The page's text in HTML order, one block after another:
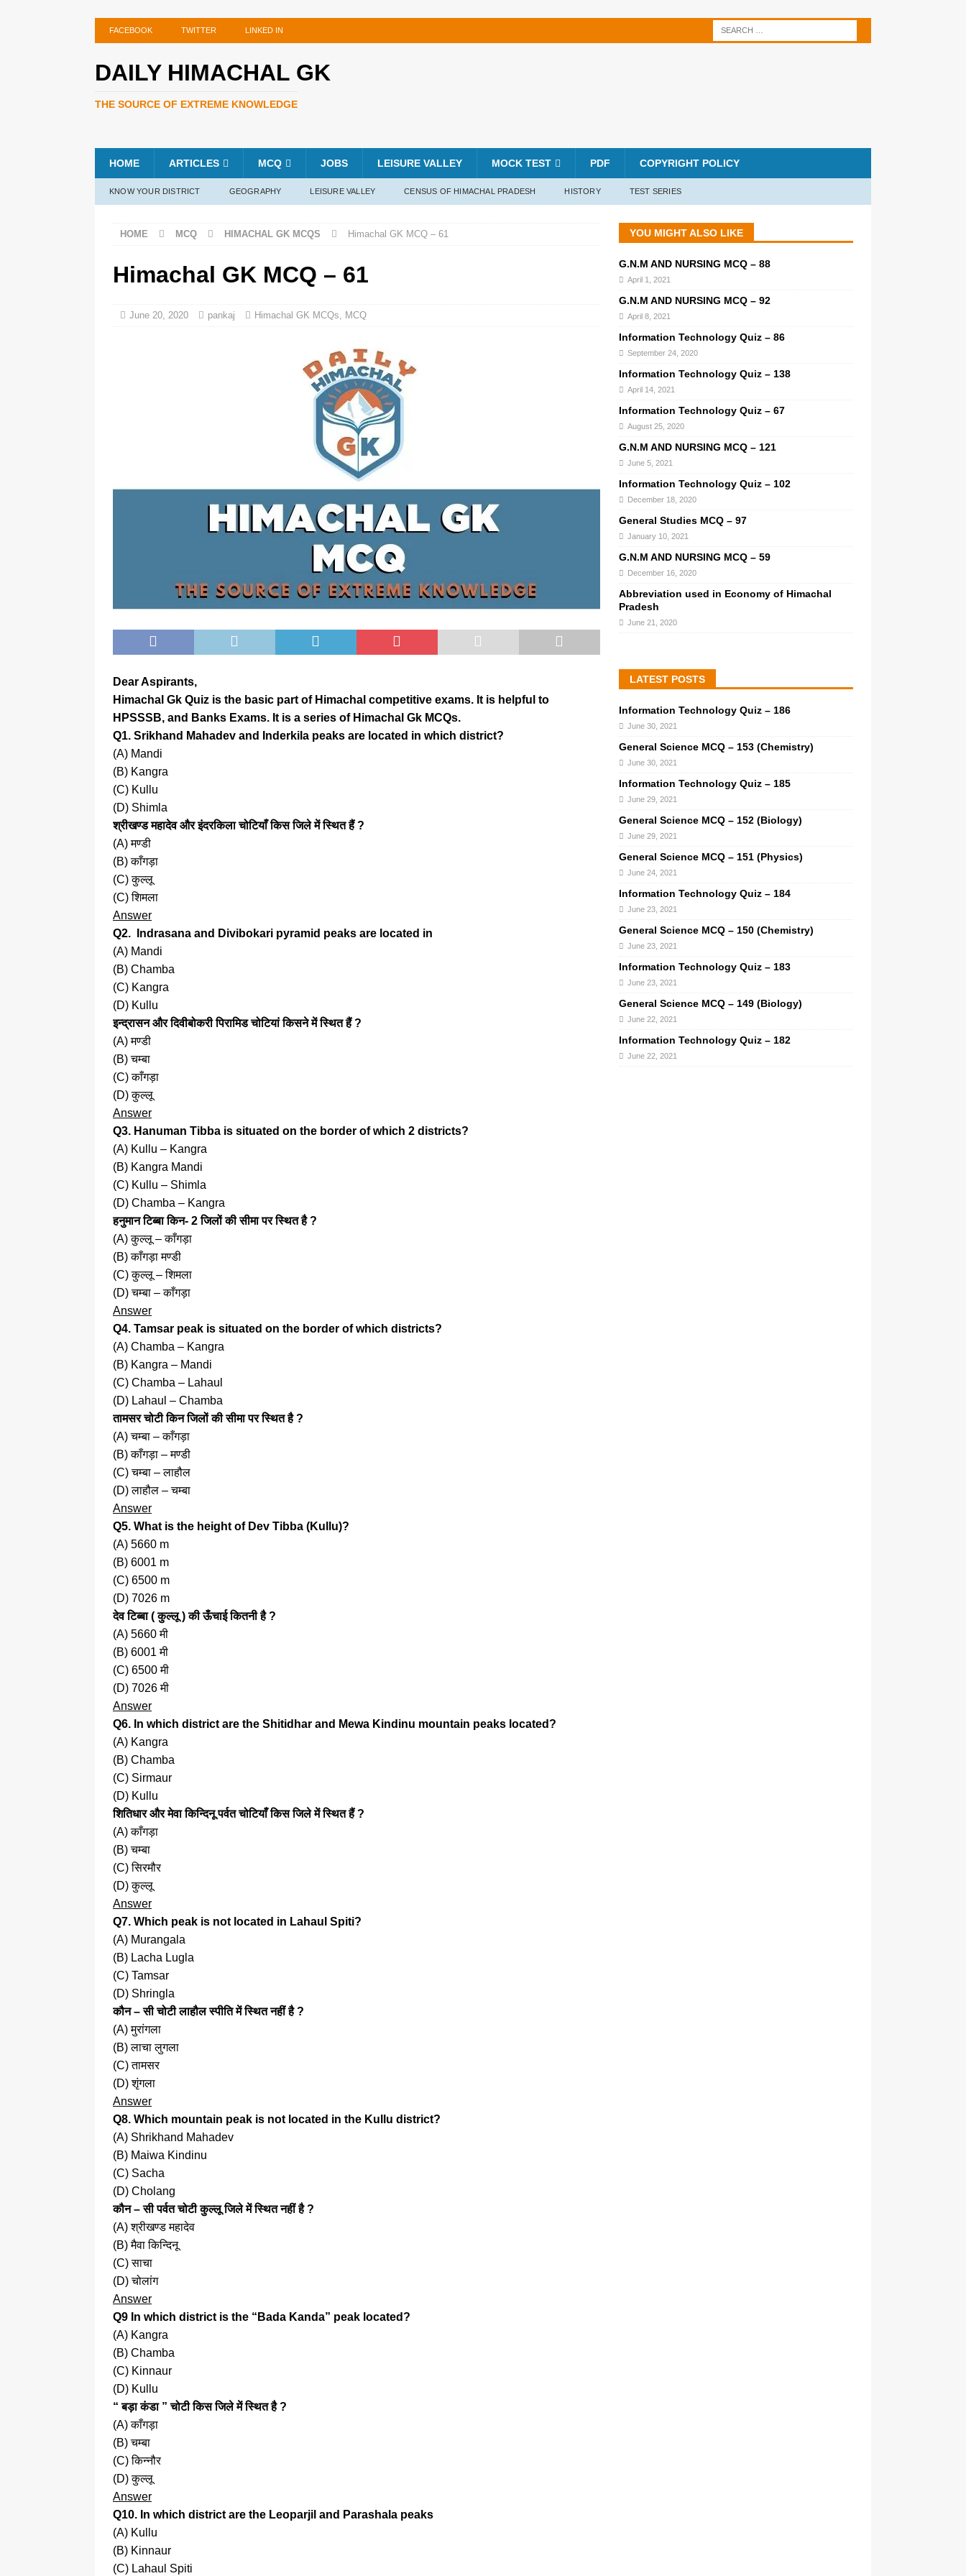
FACEBOOK TWITTER LINKED IN
DAILY HIMACHAL GK
THE SOURCE OF EXTREME KNOWLEDGE
HOME ARTICLES MCQ JOBS LEISURE VALLEY MOCK TEST PDF COPYRIGHT POLICY
KNOW YOUR DISTRICT GEOGRAPHY LEISURE VALLEY CENSUS OF HIMACHAL PRADESH HISTORY TEST SERIES
HOME MCQ HIMACHAL GK MCQS Himachal GK MCQ – 61
Himachal GK MCQ – 61
June 20, 2020 pankaj Himachal GK MCQs, MCQ
Dear Aspirants,
Himachal Gk Quiz is the basic part of Himachal competitive exams. It is helpful to
HPSSSB, and Banks Exams. It is a series of Himachal Gk MCQs.
Q1. Srikhand Mahadev and Inderkila peaks are located in which district?
(A) Mandi
(B) Kangra
(C) Kullu
(D) Shimla
श्रीखण्ड महादेव और इंदरकिला चोटियाँ किस जिले में स्थित हैं ?
(A) मण्डी
(B) काँगड़ा
(C) कुल्लू
(C) शिमला
Answer
Q2. Indrasana and Divibokari pyramid peaks are located in
(A) Mandi
(B) Chamba
(C) Kangra
(D) Kullu
इन्द्रासन और दिवीबोकरी पिरामिड चोटियां किसने में स्थित हैं ?
(A) मण्डी
(B) चम्बा
(C) काँगड़ा
(D) कुल्लू
Answer
Q3. Hanuman Tibba is situated on the border of which 2 districts?
(A) Kullu – Kangra
(B) Kangra Mandi
(C) Kullu – Shimla
(D) Chamba – Kangra
हनुमान टिब्बा किन- 2 जिलों की सीमा पर स्थित है ?
(A) कुल्लू – काँगड़ा
(B) काँगड़ा मण्डी
(C) कुल्लू – शिमला
(D) चम्बा – काँगड़ा
Answer
Q4. Tamsar peak is situated on the border of which districts?
(A) Chamba – Kangra
(B) Kangra – Mandi
(C) Chamba – Lahaul
(D) Lahaul – Chamba
तामसर चोटी किन जिलों की सीमा पर स्थित है ?
(A) चम्बा – काँगड़ा
(B) काँगड़ा – मण्डी
(C) चम्बा – लाहौल
(D) लाहौल – चम्बा
Answer
Q5. What is the height of Dev Tibba (Kullu)?
(A) 5660 m
(B) 6001 m
(C) 6500 m
(D) 7026 m
देव टिब्बा ( कुल्लू ) की ऊँचाई कितनी है ?
(A) 5660 मी
(B) 6001 मी
(C) 6500 मी
(D) 7026 मी
Answer
Q6. In which district are the Shitidhar and Mewa Kindinu mountain peaks located?
(A) Kangra
(B) Chamba
(C) Sirmaur
(D) Kullu
शितिधार और मेवा किन्दिनू पर्वत चोटियाँ किस जिले में स्थित हैं ?
(A) काँगड़ा
(B) चम्बा
(C) सिरमौर
(D) कुल्लू
Answer
Q7. Which peak is not located in Lahaul Spiti?
(A) Murangala
(B) Lacha Lugla
(C) Tamsar
(D) Shringla
कौन – सी चोटी लाहौल स्पीति में स्थित नहीं है ?
(A) मुरांगला
(B) लाचा लुगला
(C) तामसर
(D) शृंगला
Answer
Q8. Which mountain peak is not located in the Kullu district?
(A) Shrikhand Mahadev
(B) Maiwa Kindinu
(C) Sacha
(D) Cholang
कौन – सी पर्वत चोटी कुल्लू जिले में स्थित नहीं है ?
(A) श्रीखण्ड महादेव
(B) मैवा किन्दिनू
(C) साचा
(D) चोलांग
Answer
Q9 In which district is the “Bada Kanda” peak located?
(A) Kangra
(B) Chamba
(C) Kinnaur
(D) Kullu
“ बड़ा कंडा ” चोटी किस जिले में स्थित है ?
(A) काँगड़ा
(B) चम्बा
(C) किन्नौर
(D) कुल्लू
Answer
Q10. In which district are the Leoparjil and Parashala peaks
(A) Kullu
(B) Kinnaur
(C) Lahaul Spiti
YOU MIGHT ALSO LIKE
G.N.M AND NURSING MCQ – 88
April 1, 2021
G.N.M AND NURSING MCQ – 92
April 8, 2021
Information Technology Quiz – 86
September 24, 2020
Information Technology Quiz – 138
April 14, 2021
Information Technology Quiz – 67
August 25, 2020
G.N.M AND NURSING MCQ – 121
June 5, 2021
Information Technology Quiz – 102
December 18, 2020
General Studies MCQ – 97
January 10, 2021
G.N.M AND NURSING MCQ – 59
December 16, 2020
Abbreviation used in Economy of Himachal
Pradesh
June 21, 2020
LATEST POSTS
Information Technology Quiz – 186
June 30, 2021
General Science MCQ – 153 (Chemistry)
June 30, 2021
Information Technology Quiz – 185
June 29, 2021
General Science MCQ – 152 (Biology)
June 29, 2021
General Science MCQ – 151 (Physics)
June 24, 2021
Information Technology Quiz – 184
June 23, 2021
General Science MCQ – 150 (Chemistry)
June 23, 2021
Information Technology Quiz – 183
June 23, 2021
General Science MCQ – 149 (Biology)
June 22, 2021
Information Technology Quiz – 182
June 22, 2021